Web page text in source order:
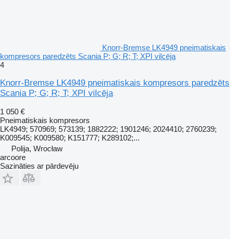
Knorr-Bremse LK4949 pneimatiskais
kompresors paredzēts Scania P; G; R; T; XPI vilcēja
4
Knorr-Bremse LK4949 pneimatiskais kompresors paredzēts
Scania P; G; R; T; XPI vilcēja
1 050 €
Pneimatiskais kompresors
LK4949; 570969; 573139; 1882222; 1901246; 2024410; 2760239;
K009545; K009580; K151777; K289102;...
Polija, Wrocław
arcoore
Sazināties ar pārdevēju